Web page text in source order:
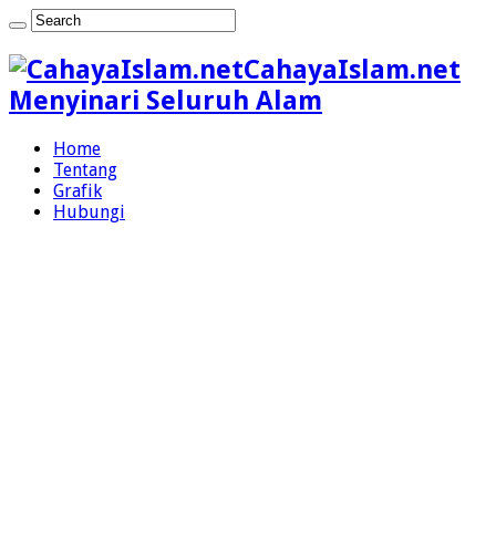
CahayaIslam.net
Menyinari Seluruh Alam
Home
Tentang
Grafik
Hubungi